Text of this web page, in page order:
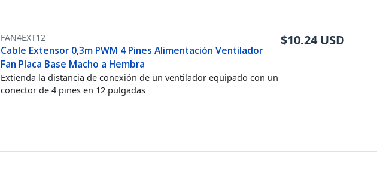
FAN4EXT12
Cable Extensor 0,3m PWM 4 Pines Alimentación Ventilador
Fan Placa Base Macho a Hembra
Extienda la distancia de conexión de un ventilador equipado con un
conector de 4 pines en 12 pulgadas
$10.24 USD